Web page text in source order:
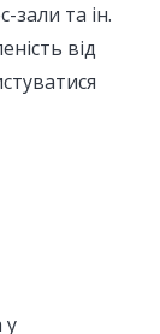
зали та ін.
від
у